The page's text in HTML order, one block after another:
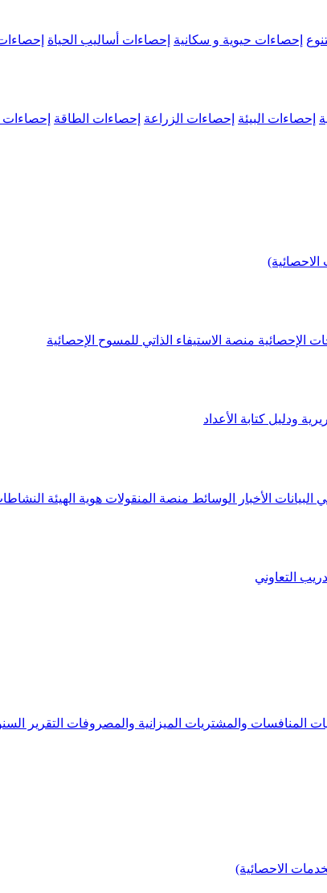
إحصاءات حيوية و سكانية إحصاءات أساليب الحياة
إحصاءات البيئة إحصاءات الزراعة إحصاءات الطاقة إحصاءات
الإحصائية منصة الاستيفاء الذاتي للمسوح الإحصائية
ودليل كتابة الأعداد
البيانات الأخبار الوسائط منصة المنقولات هوية الهيئة
التعاوني
المنافسات والمشتريات الميزانية والمصروفات التقرير
الاحصائية)